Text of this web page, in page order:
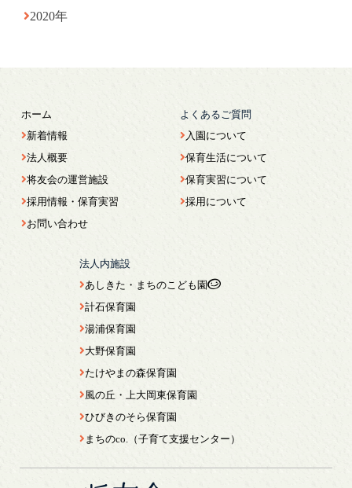
2020年
ホーム
新着情報
法人概要
将友会の運営施設
採用情報・保育実習
お問い合わせ
よくあるご質問
入園について
保育生活について
保育実習について
採用について
法人内施設
あしきた・まちのこども園
計石保育園
湯浦保育園
大野保育園
たけやまの森保育園
風の丘・上大岡東保育園
ひびきのそら保育園
まちのco.（子育て支援センター）